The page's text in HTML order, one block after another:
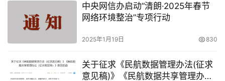
中央网信办启动“清朗·2025年春节
网络环境整治”专项行动
2025年1月19日 830
关于征求《民航数据管理办法(征求
意见稿)》《民航数据共享管理办法